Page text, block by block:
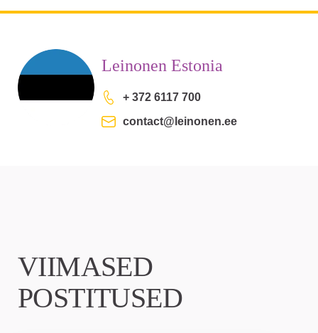
Leinonen Estonia
+ 372 6117 700
contact@leinonen.ee
VIIMASED
POSTITUSED